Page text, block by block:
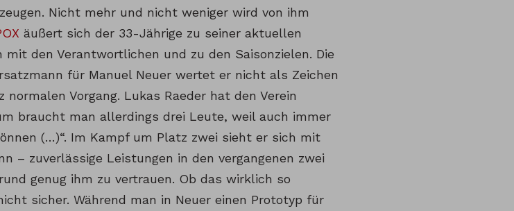
Nicht mehr und nicht weniger wird von ihm
äußert sich der 33-Jährige zu seiner aktuellen
den Verantwortlichen und zu den Saisonzielen. Die
für Manuel Neuer wertet er nicht als Zeichen
normalen Vorgang. Lukas Raeder hat den Verein
braucht man allerdings drei Leute, weil auch immer
(…)“. Im Kampf um Platz zwei sieht er sich mit
– zuverlässige Leistungen in den vergangenen zwei
genug ihm zu vertrauen. Ob das wirklich so
sicher. Während man in Neuer einen Prototyp für